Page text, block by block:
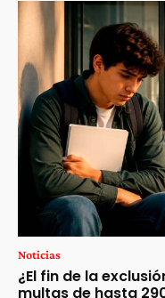
Noticias
¿El fin de la
multas de hasta